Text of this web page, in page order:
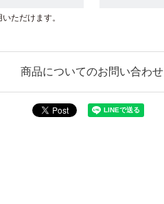
ただけます。
商品についてのお問い合わせ